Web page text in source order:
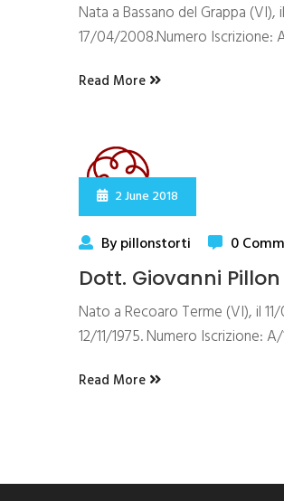
Nata a Bassano del Grappa
17/04/2008.Numero Iscrizione:
Read More
2 June 2018
By pillonstorti 0
Dott. Giovanni
Nato a Recoaro Terme (VI), il
12/11/1975. Numero Iscrizione:
Read More